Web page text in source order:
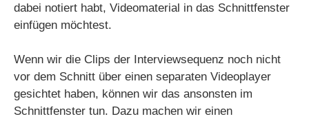
dabei notiert habt, Videomaterial in das Schnittfenster
einfügen möchtest.
Wenn wir die Clips der Interviewsequenz noch nicht
vor dem Schnitt über einen separaten Videoplayer
gesichtet haben, können wir das ansonsten im
Schnittfenster tun. Dazu machen wir einen